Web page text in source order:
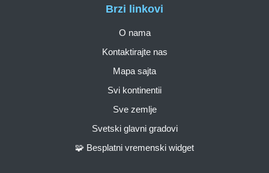
Brzi linkovi
O nama
Kontaktirajte nas
Mapa sajta
Svi kontinentii
Sve zemlje
Svetski glavni gradovi
🧩 Besplatni vremenski widget